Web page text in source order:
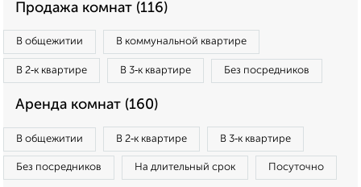
Продажа комнат (116)
В общежитии В коммунальной квартире
В 2‑к квартире В 3‑к квартире Без посредников
Аренда комнат (160)
В общежитии В 2‑к квартире В 3‑к квартире
Без посредников На длительный срок Посуточно